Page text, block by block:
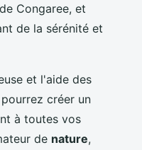
de Congaree, et
de la sérénité et
et l'aide des
créer un
à toutes vos
de nature,